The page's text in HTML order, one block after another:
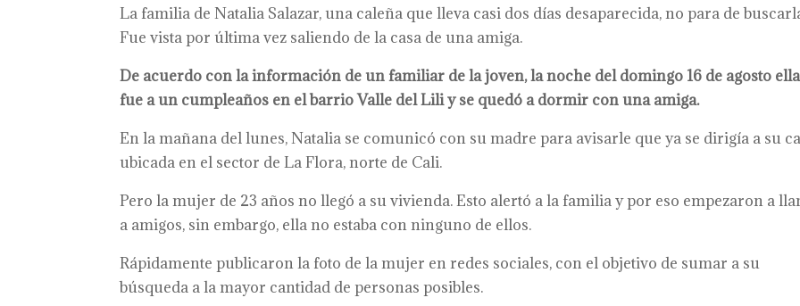
La familia de Natalia Salazar, una caleña que lleva casi dos días desaparecida, no para de
Fue vista por última vez saliendo de la casa de una amiga.
De acuerdo con la información de un familiar de la joven, la noche del domingo 16 de agosto ella
fue a un cumpleaños en el barrio Valle del Lili y se quedó a dormir con una amiga.
En la mañana del lunes, Natalia se comunicó con su madre para avisarle que ya se dirigía a su
ubicada en el sector de La Flora, norte de Cali.
Pero la mujer de 23 años no llegó a su vivienda. Esto alertó a la familia y por eso empezaron a
a amigos, sin embargo, ella no estaba con ninguno de ellos.
Rápidamente publicaron la foto de la mujer en redes sociales, con el objetivo de sumar a su
búsqueda a la mayor cantidad de personas posibles.